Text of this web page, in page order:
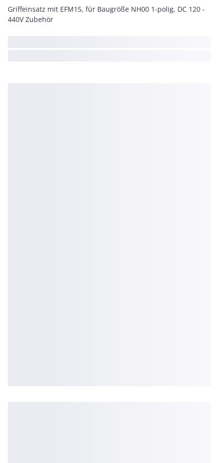
Griffeinsatz mit EFM15, für Baugröße NH00 1-polig, DC 120 -
440V Zubehör